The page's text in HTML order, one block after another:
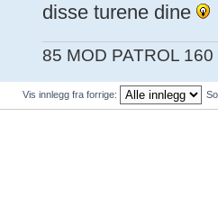
disse turene dine
85 MOD PATROL
Vis innlegg fra forrige: